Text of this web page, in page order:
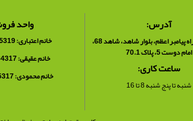
آدرس:
مشهد، بزرگراه پیامبر اعظم، بلوار شاهد، شاهد 68،
امام دوست 5، پلاک 70.1
ساعت کاری:
شنبه تا پنج شنبه 8 تا 16
واحد
خانم اعتباری: 09153375319
خانم عقیقی: 09153534317
خانم محمودی: 09153375317